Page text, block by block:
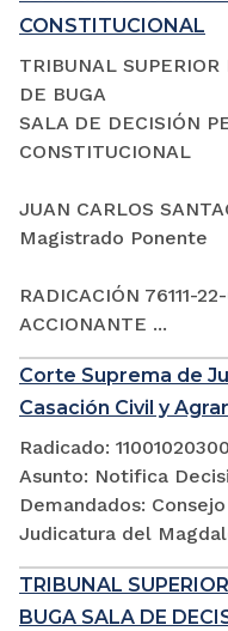
CONSTITUCIONAL
TRIBUNAL
DE BUGA
SALA DE DECISIÓN
CONSTITUCIONAL
JUAN CARLOS
Magistrado Ponente
RADICACIÓN 76111-
ACCIONANTE ...
Corte Suprema de
Casación Civil y
Radicado:
Asunto: Notifica
Demandados:
Judicatura del
TRIBUNAL
BUGA SALA DE